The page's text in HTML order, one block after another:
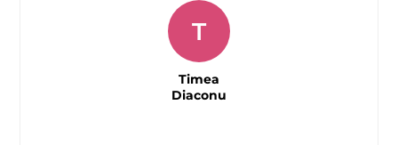
T
Timea
Diaconu